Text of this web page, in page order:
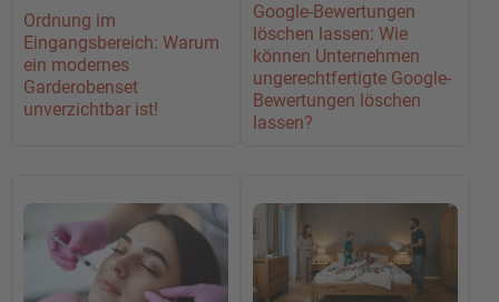
Ordnung im
Eingangsbereich: Warum
ein modernes
Garderobenset
unverzichtbar ist!
Google-Bewertungen
löschen lassen: Wie
können Unternehmen
ungerechtfertigte Google-
Bewertungen löschen
lassen?